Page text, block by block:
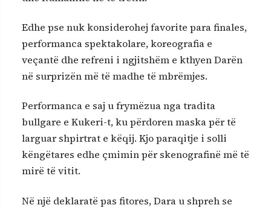
Edhe pse nuk konsiderohej favorite para finales,
performanca spektakolare, koreografia e
veçantë dhe refreni i ngjitshëm e kthyen Darën
në surprizën më të madhe të mbrëmjes.
Performanca e saj u frymëzua nga tradita
bullgare e Kukeri-t, ku përdoren maska për të
larguar shpirtrat e këqij. Kjo paraqitje i solli
këngëtares edhe çmimin për skenografinë më të
mirë të vitit.
Në një deklaratë pas fitores, Dara u shpreh se